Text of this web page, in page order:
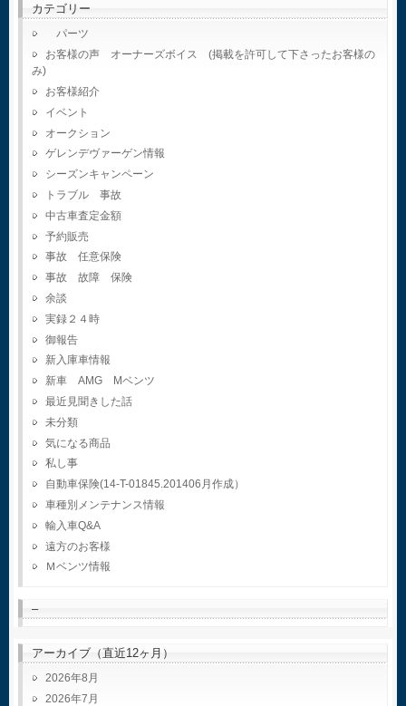
カテゴリー
パーツ
お客様の声 オーナーズボイス (掲載を許可して下さったお客様の
み)
お客様紹介
イベント
オークション
ゲレンデヴァーゲン情報
シーズンキャンペーン
トラブル 事故
中古車査定金額
予約販売
事故 任意保険
事故 故障 保険
余談
実録２４時
御報告
新入庫車情報
新車 AMG Mベンツ
最近見聞きした話
未分類
気になる商品
私し事
自動車保険(14-T-01845.201406月作成）
車種別メンテナンス情報
輸入車Q&A
遠方のお客様
Ｍベンツ情報
–
アーカイブ（直近12ヶ月）
2026年8月
2026年7月